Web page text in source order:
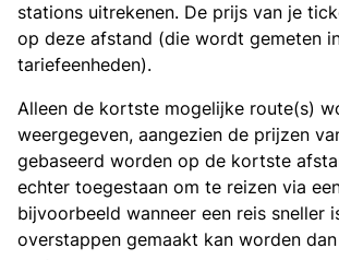
stations uitrekenen. De prijs van je
op deze afstand (die wordt gemeten
tariefeenheden).
Alleen de kortste mogelijke route(s)
weergegeven, aangezien de prijzen
gebaseerd worden op de kortste
echter toegestaan om te reizen via een
bijvoorbeeld wanneer een reis sneller
overstappen gemaakt kan worden dan